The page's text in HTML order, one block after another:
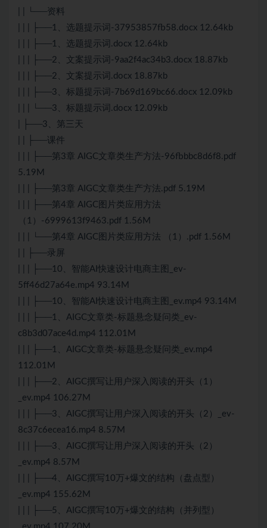
| | └──资料
| | | ├──1、选题提示词-37953857fb58.docx 12.64kb
| | | ├──1、选题提示词.docx 12.64kb
| | | ├──2、文案提示词-9aa2f4ac34b3.docx 18.87kb
| | | ├──2、文案提示词.docx 18.87kb
| | | ├──3、标题提示词-7b69d169bc66.docx 12.09kb
| | | └──3、标题提示词.docx 12.09kb
| ├──3、第三天
| | ├──课件
| | | ├──第3章 AIGC文章类生产方法-96fbbbc8d6f8.pdf
5.19M
| | | ├──第3章 AIGC文章类生产方法.pdf 5.19M
| | | ├──第4章 AIGC图片类应用方法
（1）-6999613f9463.pdf 1.56M
| | | └──第4章 AIGC图片类应用方法 （1）.pdf 1.56M
| | ├──录屏
| | | ├──10、智能AI快速设计电商主图_ev-
5ff46d27a64e.mp4 93.14M
| | | ├──10、智能AI快速设计电商主图_ev.mp4 93.14M
| | | ├──1、AIGC文章类-标题悬念疑问类_ev-
c8b3d07ace4d.mp4 112.01M
| | | ├──1、AIGC文章类-标题悬念疑问类_ev.mp4
112.01M
| | | ├──2、AIGC撰写让用户深入阅读的开头（1）
_ev.mp4 106.27M
| | | ├──3、AIGC撰写让用户深入阅读的开头（2）_ev-
8c37c6ecea16.mp4 8.57M
| | | ├──3、AIGC撰写让用户深入阅读的开头（2）
_ev.mp4 8.57M
| | | ├──4、AIGC撰写10万+爆文的结构（盘点型）
_ev.mp4 155.62M
| | | ├──5、AIGC撰写10万+爆文的结构（并列型）